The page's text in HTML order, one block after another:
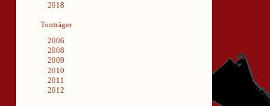
2018
Tonträger
2006
2008
2009
2010
2011
2012